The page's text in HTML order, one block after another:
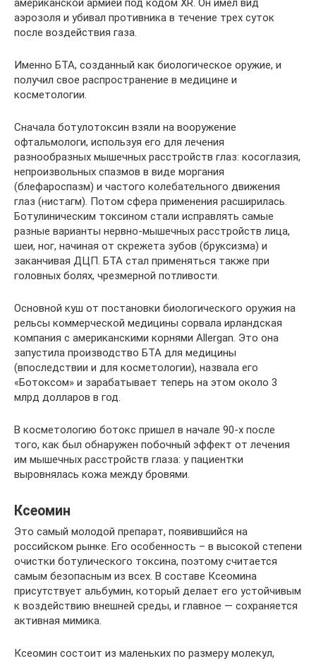
американской армией под кодом XR. Он имел вид
аэрозоля и убивал противника в течение трех суток
после воздействия газа.
Именно БТА, созданный как биологическое оружие, и
получил свое распространение в медицине и
косметологии.
Сначала ботулотоксин взяли на вооружение
офтальмологи, используя его для лечения
разнообразных мышечных расстройств глаз: косоглазия,
непроизвольных спазмов в виде моргания
(блефароспазм) и частого колебательного движения
глаз (нистагм). Потом сфера применения расширилась.
Ботулиническим токсином стали исправлять самые
разные варианты нервно-мышечных расстройств лица,
шеи, ног, начиная от скрежета зубов (бруксизма) и
заканчивая ДЦП. БТА стал применяться также при
головных болях, чрезмерной потливости.
Основной куш от постановки биологического оружия на
рельсы коммерческой медицины сорвала ирландская
компания c американскими корнями Allergan. Это она
запустила производство БТА для медицины
(впоследствии и для косметологии), назвала его
«Ботоксом» и зарабатывает теперь на этом около 3
млрд долларов в год.
В косметологию ботокс пришел в начале 90-х после
того, как был обнаружен побочный эффект от лечения
им мышечных расстройств глаза: у пациентки
выровнялась кожа между бровями.
Ксеомин
Это самый молодой препарат, появившийся на
российском рынке. Его особенность – в высокой степени
очистки ботулического токсина, поэтому считается
самым безопасным из всех. В составе Ксеомина
присутствует альбумин, который делает его устойчивым
к воздействию внешней среды, и главное — сохраняется
активная мимика.
Ксеомин состоит из маленьких по размеру молекул,